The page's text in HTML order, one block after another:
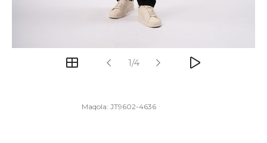
1/4
Maqola: JT9602-4636